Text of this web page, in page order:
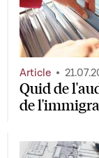
Quid de
de
Article